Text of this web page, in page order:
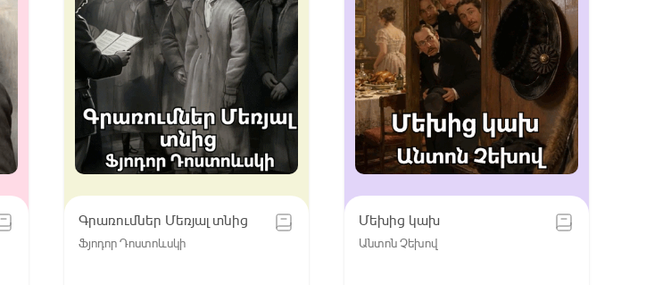
Գրառումներ Մեռյալ տնից
Ֆյոդոր Դոստոևսկի
Մեխից կախ
Անտոն Չեխով